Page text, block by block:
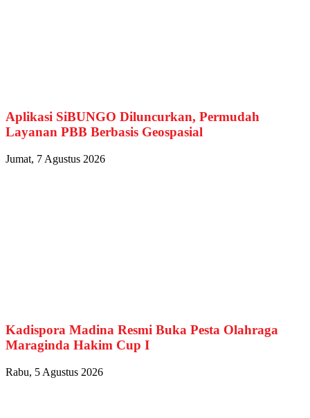
Aplikasi SiBUNGO Diluncurkan, Permudah
Layanan PBB Berbasis Geospasial
Jumat, 7 Agustus 2026
Kadispora Madina Resmi Buka Pesta Olahraga
Maraginda Hakim Cup I
Rabu, 5 Agustus 2026